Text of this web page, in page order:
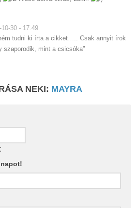
10-30 - 17:49
tudni ki írta a cikket….. Csak annyit írok
szaporodik, mint a csicsóka”
NEKI: MAYRA